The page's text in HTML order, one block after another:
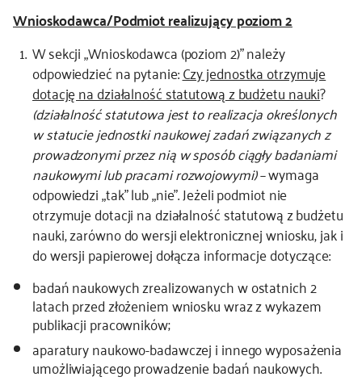
Wnioskodawca/Podmiot realizujący poziom 2
W sekcji „Wnioskodawca (poziom 2)” należy
odpowiedzieć na pytanie:Czy jednostka otrzymuje
dotację na działalność statutowąz budżetu nauki?
(działalność statutowa jest to realizacja określonych
w statucie jednostki naukowej zadań związanych z
prowadzonymi przez nią w sposób ciągły badaniami
naukowymi lub pracami rozwojowymi)– wymaga
odpowiedzi „tak” lub „nie”. Jeżeli podmiot nie
otrzymuje dotacji na działalność statutową z budżetu
nauki, zarówno do wersji elektronicznej wniosku, jak i
do wersji papierowej dołącza informacje dotyczące:
badań naukowych zrealizowanych w ostatnich 2
latach przed złożeniem wniosku wraz z wykazem
publikacji pracowników;
aparatury naukowo-badawczej i innego wyposażenia
umożliwiającego prowadzenie badań naukowych.